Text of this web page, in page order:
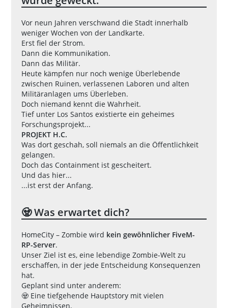
Vor neun Jahren verschwand die Stadt innerhalb
weniger Wochen von der Landkarte.
Erst fiel der Strom.
Dann die Kommunikation.
Dann das Militär.
Heute kämpfen nur noch wenige Überlebende
zwischen Ruinen, verlassenen Laboren und alten
Militäranlagen ums Überleben.
Doch niemand kennt die Wahrheit.
Tief unter Los Santos existierte ein geheimes
Forschungsprojekt...
PROJEKT H.C.
Was dort geschah, soll niemals an die Öffentlichkeit
gelangen.
Doch das Containment ist gescheitert.
Und das hier...
...ist erst der Anfang.
🧟 Was erwartet dich?
HomeCity – Zombie wird kein gewöhnlicher FiveM-
RP-Server.
Unser Ziel ist es, eine lebendige Zombie-Welt zu
erschaffen, in der jede Entscheidung Konsequenzen
hat.
Geplant sind unter anderem:
🧟 Eine tiefgehende Hauptstory mit vielen
Geheimnissen.